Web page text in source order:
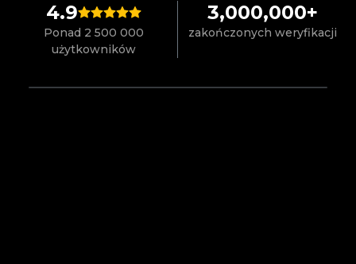
4.9
Ponad 2 500 000
użytkowników
3,000,000+
zakończonych weryfikacji